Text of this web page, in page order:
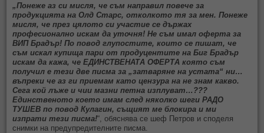
„Понеже аз си мисля, че съм направил повече за
продукцията на Олд Старс, отколкото тя за мен. Понеже
мисля, че през цялото си участие се държах
професионално искам да уточня! Не съм имал оферта за
ВИП Брадър! По повод глупостите, които се пишат, че
съм искал купища пари от продуцентите на Биг Брадър
искам да кажа, че ЕДИНСТВЕНАТА ОФЕРТА която съм
получил е тези две писма за „затваряне на устата“ ни…
въпреки че аз ги приемам като цензура на не знам какво.
Сега кой лъже и чии мазни петна изплуват…???
Единственото което имам след няколко шеги РАДО
ТУШЕВ по повод Кулагин, същият ме блокира и ми
изпрати тези писма!“, обяснява се шеф Петров и споделя
снимки на предупредителните писма.